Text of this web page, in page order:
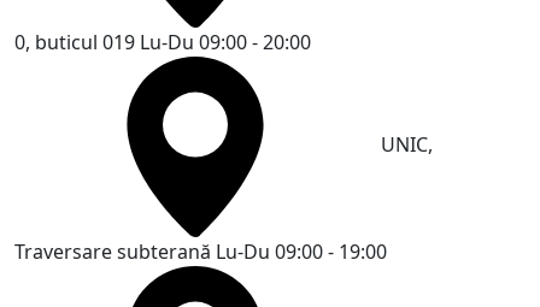
0, buticul 019 Lu-Du 09:00 - 20:00
UNIC,
Traversare subterană Lu-Du 09:00 - 19:00